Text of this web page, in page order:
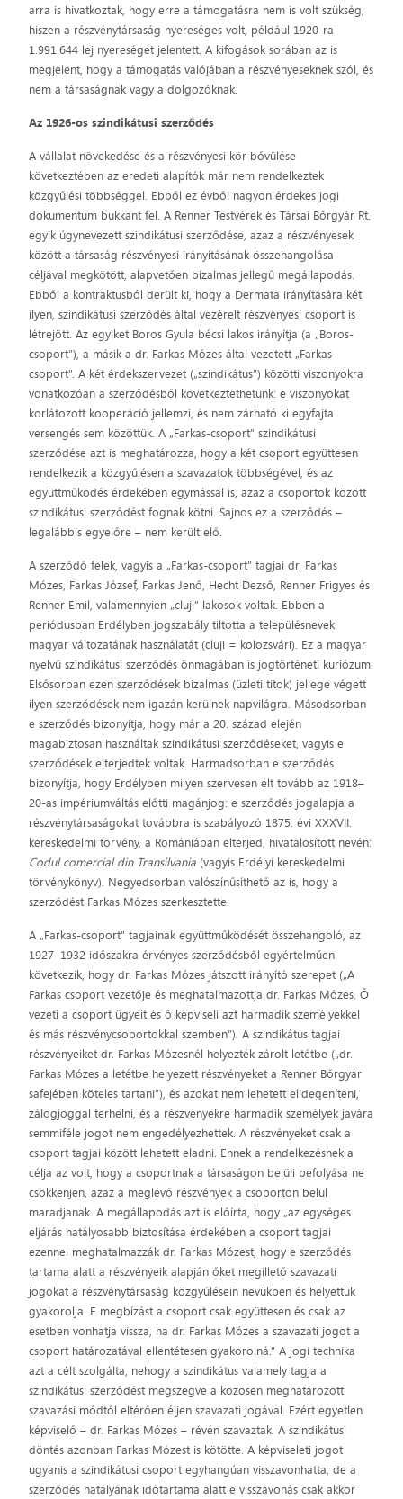
arra is hivatkoztak, hogy erre a támogatásra nem is volt szükség,
hiszen a részvénytársaság nyereséges volt, például 1920-ra
1.991.644 lej nyereséget jelentett. A kifogások sorában az is
megjelent, hogy a támogatás valójában a részvényeseknek szól, és
nem a társaságnak vagy a dolgozóknak.
Az 1926-os szindikátusi szerződés
A vállalat növekedése és a részvényesi kör bővülése
következtében az eredeti alapítók már nem rendelkeztek
közgyűlési többséggel. Ebből ez évből nagyon érdekes jogi
dokumentum bukkant fel. A Renner Testvérek és Társai Bőrgyár Rt.
egyik úgynevezett szindikátusi szerződése, azaz a részvényesek
között a társaság részvényesi irányításának összehangolása
céljával megkötött, alapvetően bizalmas jellegű megállapodás.
Ebből a kontraktusból derült ki, hogy a Dermata irányítására két
ilyen, szindikátusi szerződés által vezérelt részvényesi csoport is
létrejött. Az egyiket Boros Gyula bécsi lakos irányítja (a „Boros-
csoport”), a másik a dr. Farkas Mózes által vezetett „Farkas-
csoport”. A két érdekszervezet („szindikátus”) közötti viszonyokra
vonatkozóan a szerződésből következtethetünk: e viszonyokat
korlátozott kooperáció jellemzi, és nem zárható ki egyfajta
versengés sem közöttük. A „Farkas-csoport” szindikátusi
szerződése azt is meghatározza, hogy a két csoport együttesen
rendelkezik a közgyűlésen a szavazatok többségével, és az
együttműködés érdekében egymással is, azaz a csoportok között
szindikátusi szerződést fognak kötni. Sajnos ez a szerződés –
legalábbis egyelőre – nem került elő.
A szerződő felek, vagyis a „Farkas-csoport” tagjai dr. Farkas
Mózes, Farkas József, Farkas Jenő, Hecht Dezső, Renner Frigyes és
Renner Emil, valamennyien „cluji” lakosok voltak. Ebben a
periódusban Erdélyben jogszabály tiltotta a településnevek
magyar változatának használatát (cluji = kolozsvári). Ez a magyar
nyelvű szindikátusi szerződés önmagában is jogtörténeti kuriózum.
Elsősorban ezen szerződések bizalmas (üzleti titok) jellege végett
ilyen szerződések nem igazán kerülnek napvilágra. Másodsorban
e szerződés bizonyítja, hogy már a 20. század elején
magabiztosan használtak szindikátusi szerződéseket, vagyis e
szerződések elterjedtek voltak. Harmadsorban e szerződés
bizonyítja, hogy Erdélyben milyen szervesen élt tovább az 1918–
20-as impériumváltás előtti magánjog: e szerződés jogalapja a
részvénytársaságokat továbbra is szabályozó 1875. évi XXXVII.
kereskedelmi törvény, a Romániában elterjed, hivatalosított nevén:
Codul comercial din Transilvania (vagyis Erdélyi kereskedelmi
törvénykönyv). Negyedsorban valószínűsíthető az is, hogy a
szerződést Farkas Mózes szerkesztette.
A „Farkas-csoport” tagjainak együttműködését összehangoló, az
1927–1932 időszakra érvényes szerződésből egyértelműen
következik, hogy dr. Farkas Mózes játszott irányító szerepet („A
Farkas csoport vezetője és meghatalmazottja dr. Farkas Mózes. Ő
vezeti a csoport ügyeit és ő képviseli azt harmadik személyekkel
és más részvénycsoportokkal szemben”). A szindikátus tagjai
részvényeiket dr. Farkas Mózesnél helyezték zárolt letétbe („dr.
Farkas Mózes a letétbe helyezett részvényeket a Renner Bőrgyár
safejében köteles tartani”), és azokat nem lehetett elidegeníteni,
zálogjoggal terhelni, és a részvényekre harmadik személyek javára
semmiféle jogot nem engedélyezhettek. A részvényeket csak a
csoport tagjai között lehetett eladni. Ennek a rendelkezésnek a
célja az volt, hogy a csoportnak a társaságon belüli befolyása ne
csökkenjen, azaz a meglévő részvények a csoporton belül
maradjanak. A megállapodás azt is előírta, hogy „az egységes
eljárás hatályosabb biztosítása érdekében a csoport tagjai
ezennel meghatalmazzák dr. Farkas Mózest, hogy e szerződés
tartama alatt a részvényeik alapján őket megillető szavazati
jogokat a részvénytársaság közgyűlésein nevükben és helyettük
gyakorolja. E megbízást a csoport csak együttesen és csak az
esetben vonhatja vissza, ha dr. Farkas Mózes a szavazati jogot a
csoport határozatával ellentétesen gyakorolná.” A jogi technika
azt a célt szolgálta, nehogy a szindikátus valamely tagja a
szindikátusi szerződést megszegve a közösen meghatározott
szavazási módtól eltérően éljen szavazati jogával. Ezért egyetlen
képviselő – dr. Farkas Mózes – révén szavaztak. A szindikátusi
döntés azonban Farkas Mózest is kötötte. A képviseleti jogot
ugyanis a szindikátusi csoport egyhangúan visszavonhatta, de a
szerződés hatályának időtartama alatt e visszavonás csak akkor